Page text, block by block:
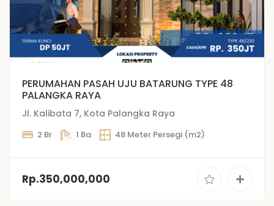
PERUMAHAN PASAH UJU BATARUNG TYPE 48
PALANGKA RAYA
Jl. Kalibata 7, Kota Palangka Raya
2 Br 1 Ba 48 Meter Persegi (m2)
Rp.350,000,000